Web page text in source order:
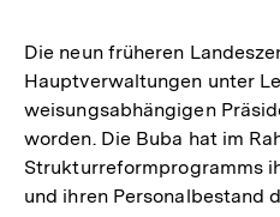
Die neun früheren
Hauptverwaltungen unter
weisungsabhängigen
worden. Die Buba hat im
Strukturreformprogramms
und ihren Personalbestand